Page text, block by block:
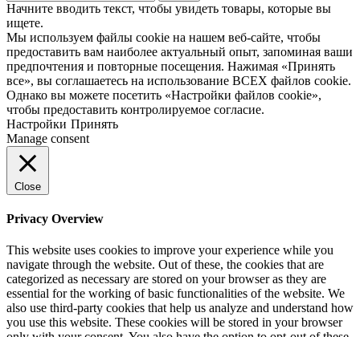
Начните вводить текст, чтобы увидеть товары, которые вы
ищете.
Мы используем файлы cookie на нашем веб-сайте, чтобы
предоставить вам наиболее актуальный опыт, запоминая ваши
предпочтения и повторные посещения. Нажимая «Принять
все», вы соглашаетесь на использование ВСЕХ файлов cookie.
Однако вы можете посетить «Настройки файлов cookie»,
чтобы предоставить контролируемое согласие.
Настройки Принять
Manage consent
Close
Privacy Overview
This website uses cookies to improve your experience while you
navigate through the website. Out of these, the cookies that are
categorized as necessary are stored on your browser as they are
essential for the working of basic functionalities of the website. We
also use third-party cookies that help us analyze and understand how
you use this website. These cookies will be stored in your browser